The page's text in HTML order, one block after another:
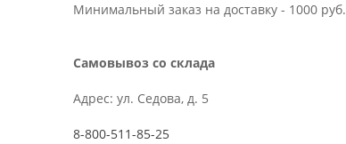
Минимальный заказ на доставку - 1000 руб.
Самовывоз со склада
Адрес: ул. Седова, д. 5
8-800-511-85-25